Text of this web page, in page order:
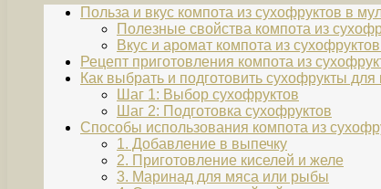
Польза и вкус компота из сухофруктов в
Полезные свойства компота из
Вкус и аромат компота из
Рецепт приготовления компота из
Как выбрать и подготовить сухофрукты для
Шаг 1: Выбор сухофруктов
Шаг 2: Подготовка сухофруктов
Способы использования компота из
1. Добавление в выпечку
2. Приготовление киселей и желе
3. Маринад для мяса или рыбы